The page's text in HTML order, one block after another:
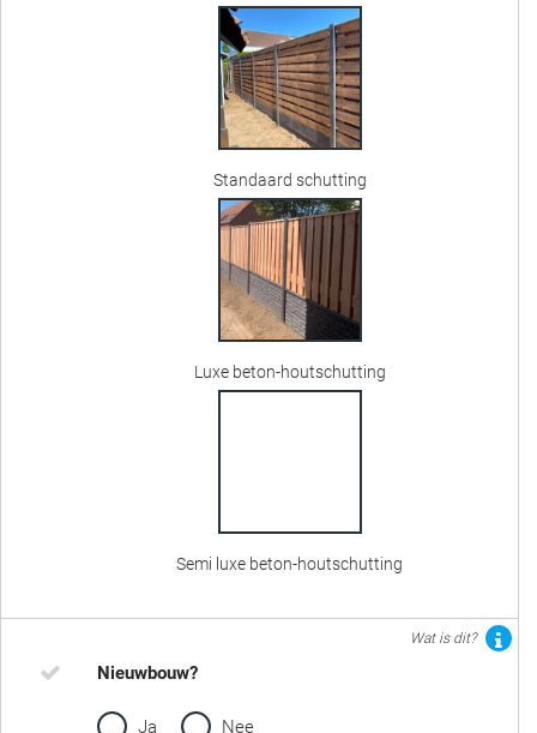
Standaard schutting
Luxe beton-houtschutting
Semi luxe beton-houtschutting
Wat is dit?
Nieuwbouw?
Ja Nee